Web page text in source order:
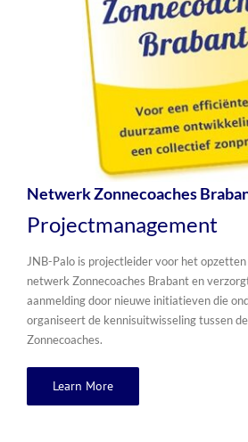
Netwerk Zonnecoaches
Projectmanagement
JNB-Palo is projectleider voor het
netwerk Zonnecoaches Brabant en
aanmelding door nieuwe initiatieven die
organiseert de kennisuitwisseling tussen
Zonnecoaches.
Learn More